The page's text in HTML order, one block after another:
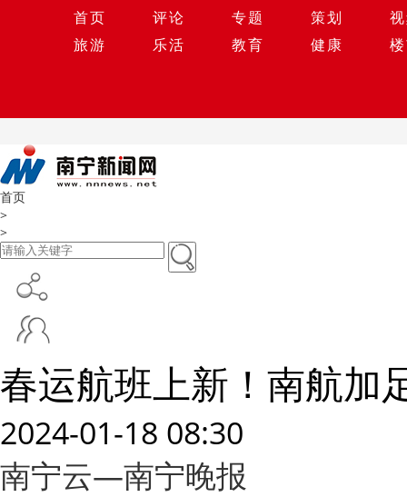
首页 评论 专题 策划
旅游
乐活 教育 健康
首页
>
>
春运航班上新！南航加
2024-01-18 08:30
南宁云—南宁晚报